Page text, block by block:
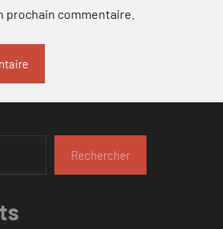
prochain commentaire.
Rechercher